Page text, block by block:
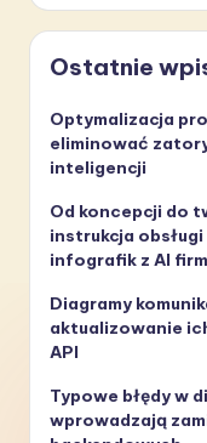
Ostatnie
Optymalizacja
eliminować
inteligencji
Od koncepcji do
instrukcja
infografik z AI
Diagramy
aktualizowanie
API
Typowe błędy w
wprowadzają